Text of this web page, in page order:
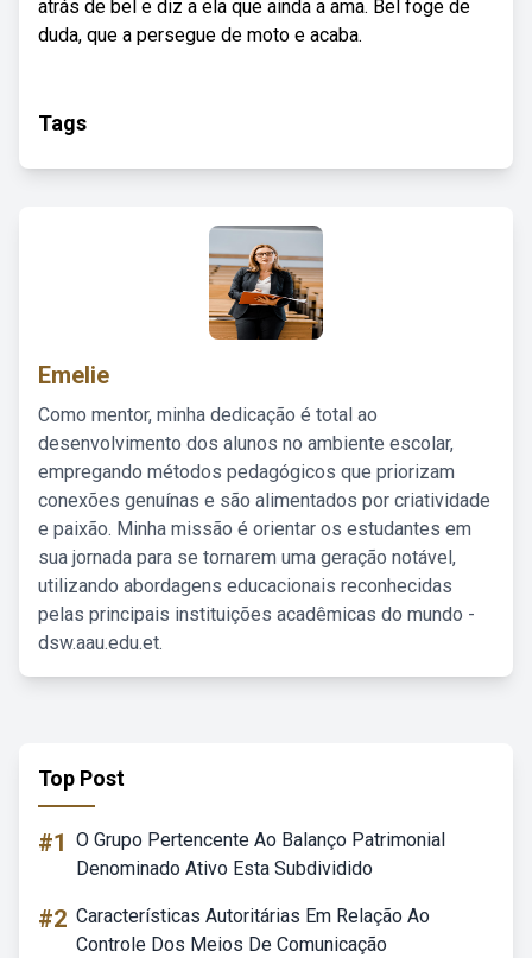
atrás de bel e diz a ela que ainda a ama. Bel foge de
duda, que a persegue de moto e acaba.
Tags
Emelie
Como mentor, minha dedicação é total ao
desenvolvimento dos alunos no ambiente escolar,
empregando métodos pedagógicos que priorizam
conexões genuínas e são alimentados por criatividade
e paixão. Minha missão é orientar os estudantes em
sua jornada para se tornarem uma geração notável,
utilizando abordagens educacionais reconhecidas
pelas principais instituições acadêmicas do mundo -
dsw.aau.edu.et.
Top Post
#1 O Grupo Pertencente Ao Balanço Patrimonial
Denominado Ativo Esta Subdividido
#2 Características Autoritárias Em Relação Ao
Controle Dos Meios De Comunicação